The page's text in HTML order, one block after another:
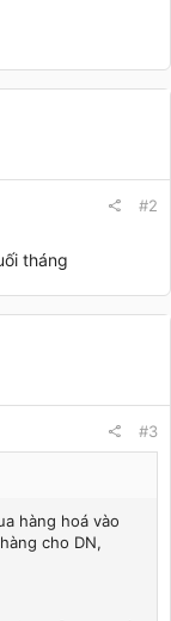
#2
tháng
#3
hàng hoá vào
cho DN,